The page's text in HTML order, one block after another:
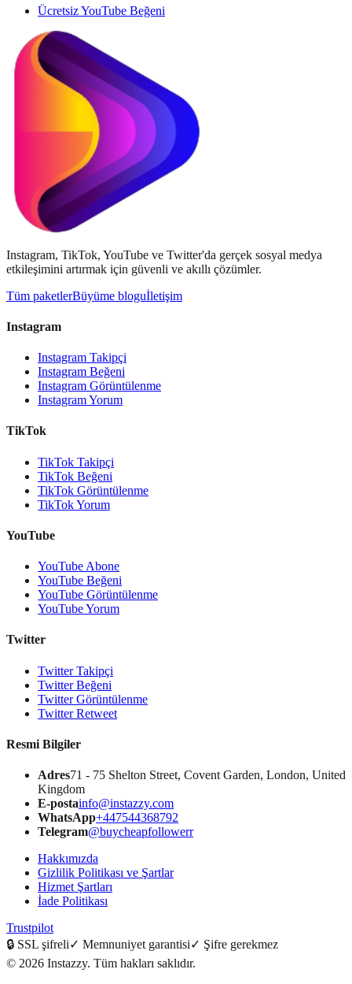
Ücretsiz YouTube Beğeni
Instagram, TikTok, YouTube ve Twitter'da gerçek sosyal medya
etkileşimini artırmak için güvenli ve akıllı çözümler.
Tüm paketlerBüyüme bloguİletişim
Instagram
Instagram Takipçi
Instagram Beğeni
Instagram Görüntülenme
Instagram Yorum
TikTok
TikTok Takipçi
TikTok Beğeni
TikTok Görüntülenme
TikTok Yorum
YouTube
YouTube Abone
YouTube Beğeni
YouTube Görüntülenme
YouTube Yorum
Twitter
Twitter Takipçi
Twitter Beğeni
Twitter Görüntülenme
Twitter Retweet
Resmi Bilgiler
Adres71 - 75 Shelton Street, Covent Garden, London, United
Kingdom
E-postainfo@instazzy.com
WhatsApp+447544368792
Telegram@buycheapfollowerr
Hakkımızda
Gizlilik Politikası ve Şartlar
Hizmet Şartları
İade Politikası
Trustpilot
🔒 SSL şifreli✓ Memnuniyet garantisi✓ Şifre gerekmez
© 2026 Instazzy. Tüm hakları saklıdır.